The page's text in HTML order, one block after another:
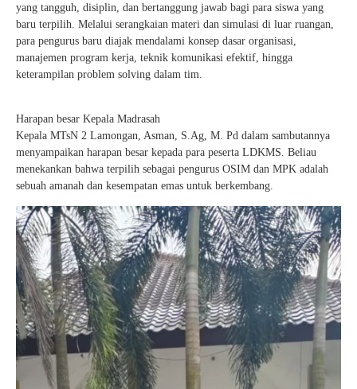
yang tangguh, disiplin, dan bertanggung jawab bagi para siswa yang
baru terpilih. Melalui serangkaian materi dan simulasi di luar ruangan,
para pengurus baru diajak mendalami konsep dasar organisasi,
manajemen program kerja, teknik komunikasi efektif, hingga
keterampilan problem solving dalam tim.
Harapan besar Kepala Madrasah
Kepala MTsN 2 Lamongan, Asman, S.Ag, M. Pd dalam sambutannya
menyampaikan harapan besar kepada para peserta LDKMS. Beliau
menekankan bahwa terpilih sebagai pengurus OSIM dan MPK adalah
sebuah amanah dan kesempatan emas untuk berkembang.